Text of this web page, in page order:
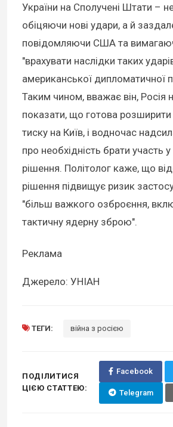
України на Сполучені Штати –
обіцяючи нові удари, а й
повідомляючи США та
"врахувати наслідки таких
американської дипломатичної
Таким чином, вважає він, Росія
показати, що готова
тиску на Київ, і водночас
про необхідність брати участь
рішення. Політолог каже, що
рішення підвищує ризик
"більш важкого озброєння,
тактичну ядерну зброю".
Реклама
Джерело: УНІАН
ТЕГИ: війна з росією
ПОДІЛИТИСЯ
ЦІЄЮ СТАТТЕЮ:
Facebook
Telegram